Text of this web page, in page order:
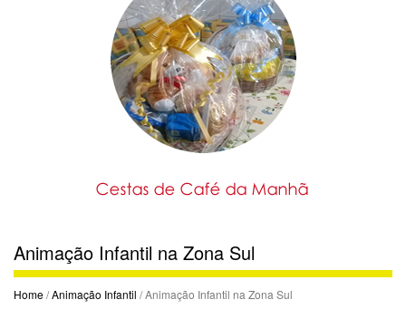
Animação Infantil na Zona Sul
Home/Animação Infantil / Animação Infantil na Zona Sul